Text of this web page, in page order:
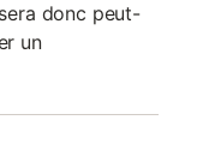
donc peut-
un